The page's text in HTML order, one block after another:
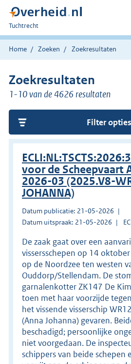
U
bent
hier:
Tuchtrecht
Home Zoeken Zoekresultaten
Zoekresultaten
1-10 van de 4626 resultaten
Filter opties
voor de Scheepvaart
2026-03 (2025.V8-
JOHANNA)
Datum publicatie: 21-05-2026
Datum uitspraak: 21-05-2026
De zaak gaat over een
vissersschepen op 14
op de Noordzee ten westen
Ouddorp/Stellendam. De
garnalenkotter ZK147 De
toen met haar voorzijde
het vissende visserschip
(Anna Johanna) gevaren.
beschadigd; persoonlijke
niet voorgedaan. De
schippers van beide schepen